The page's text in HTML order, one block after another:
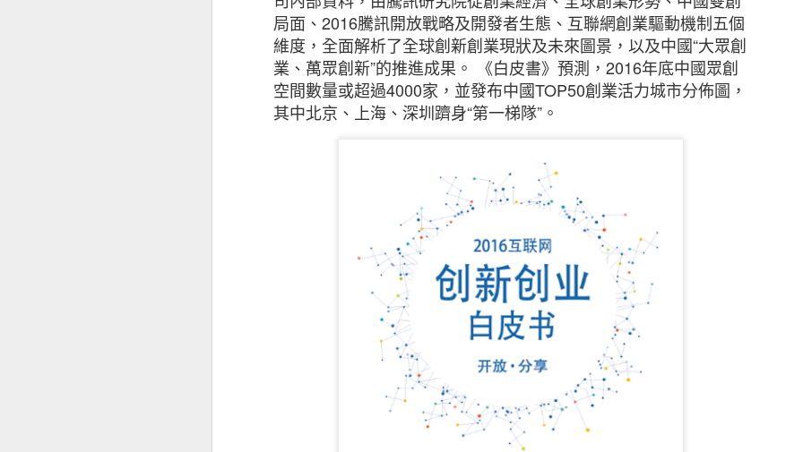
局面、 2016騰訊開放戰略及開發者生態、互聯網創業驅動機制五個
維度，全面解析了全球創新創業現狀及未來圖景，以及中國“大眾創
業、萬眾創新”的推進成果。 《白皮書》預測， 2016年底中國眾創
空間數量或超過4000家，並發布中國TOP50創業活力城市分佈圖，
其中北京、上海、深圳躋身“第一梯隊” 。
昆士蘭保險香港最新的調查發現，本港中小企對商業及經濟前景已重拾信
香港及其他市場經濟有可能下滑、難於獲取新客戶及業務成本上漲等問題。
是次發表的中小企調查顯示，近五分之二（39%）的香港中小企表示過去
下滑，並曾憂慮經濟前景將更趨悲觀，持相反看法的受訪者則有三分之一